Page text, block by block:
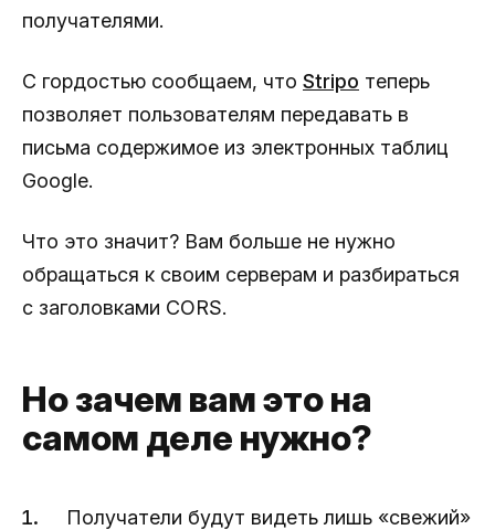
получателями.
С гордостью сообщаем, что Stripo теперь
позволяет пользователям передавать в
письма содержимое из электронных таблиц
Google.
Что это значит? Вам больше не нужно
обращаться к своим серверам и разбираться
с заголовками CORS.
Но зачем вам это на
самом деле нужно?
Получатели будут видеть лишь «свежий»